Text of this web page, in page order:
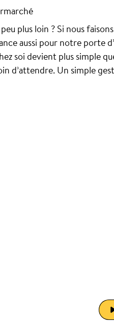
plus loin ? Si nous
aussi pour notre porte
soi devient plus simple
d’attendre. Un simple